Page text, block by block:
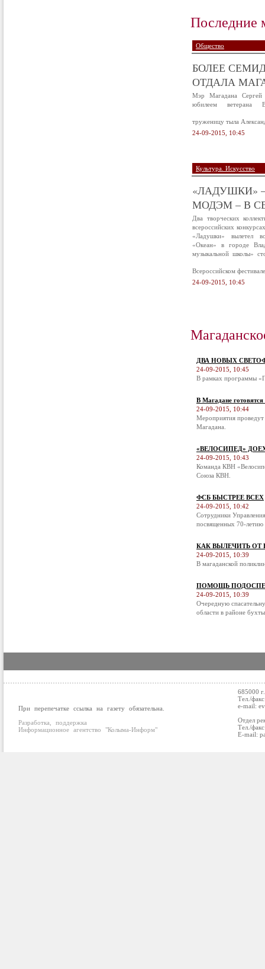
Последние
Общество
БОЛЕЕ
ОТДАЛА
Мэр Магадана Сергей
юбилеем ветерана
труженицу тыла
24-09-2015, 10:45
Культура. Искусство
«ЛАДУШКИ»
МОДЭМ – В
Два творческих
всероссийских
«Ладушки» вылетел
«Океан» в городе
музыкальной школы»
Всероссийском
24-09-2015, 10:45
ДВА НОВЫХ
24-09-2015, 10:45
В рамках программы
В Магадане
24-09-2015, 10:44
Мероприятия
Магадана.
«ВЕЛОСИПЕД»
24-09-2015, 10:43
Команда КВН
Союза КВН.
ФСБ БЫСТРЕЕ ВСЕХ
24-09-2015, 10:42
Сотрудники
посвященных 70-летию
КАК ВЫЛЕЧИТЬ ОТ
24-09-2015, 10:39
В магаданской
ПОМОЩЬ
24-09-2015, 10:39
Очередную
области в районе
При перепечатке ссылка на газету обязательна.
Разработка, поддержка
Информационное агентство "Колыма-Информ"
685000
Тел./
e-mail:
Отдел
Тел./
E-mail: